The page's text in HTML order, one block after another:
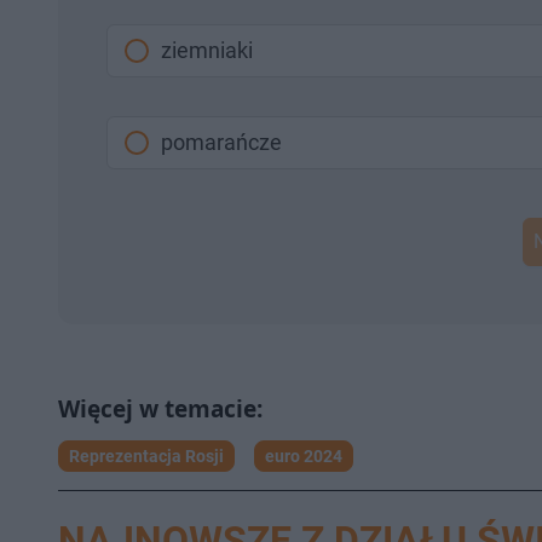
ziemniaki
pomarańcze
Reprezentacja Rosji euro 2024